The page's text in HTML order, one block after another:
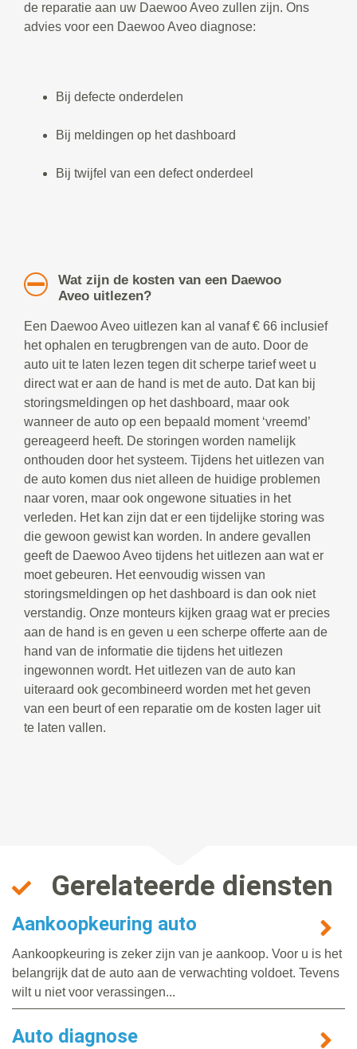
de reparatie aan uw Daewoo Aveo zullen zijn. Ons
advies voor een Daewoo Aveo diagnose:
Bij defecte onderdelen
Bij meldingen op het dashboard
Bij twijfel van een defect onderdeel
Wat zijn de kosten van een Daewoo
Aveo uitlezen?
Een Daewoo Aveo uitlezen kan al vanaf € 66 inclusief
het ophalen en terugbrengen van de auto. Door de
auto uit te laten lezen tegen dit scherpe tarief weet u
direct wat er aan de hand is met de auto. Dat kan bij
storingsmeldingen op het dashboard, maar ook
wanneer de auto op een bepaald moment ‘vreemd’
gereageerd heeft. De storingen worden namelijk
onthouden door het systeem. Tijdens het uitlezen van
de auto komen dus niet alleen de huidige problemen
naar voren, maar ook ongewone situaties in het
verleden. Het kan zijn dat er een tijdelijke storing was
die gewoon gewist kan worden. In andere gevallen
geeft de Daewoo Aveo tijdens het uitlezen aan wat er
moet gebeuren. Het eenvoudig wissen van
storingsmeldingen op het dashboard is dan ook niet
verstandig. Onze monteurs kijken graag wat er precies
aan de hand is en geven u een scherpe offerte aan de
hand van de informatie die tijdens het uitlezen
ingewonnen wordt. Het uitlezen van de auto kan
uiteraard ook gecombineerd worden met het geven
van een beurt of een reparatie om de kosten lager uit
te laten vallen.
Gerelateerde diensten
Aankoopkeuring auto
Aankoopkeuring is zeker zijn van je aankoop. Voor u is het
belangrijk dat de auto aan de verwachting voldoet. Tevens
wilt u niet voor verassingen...
Auto diagnose